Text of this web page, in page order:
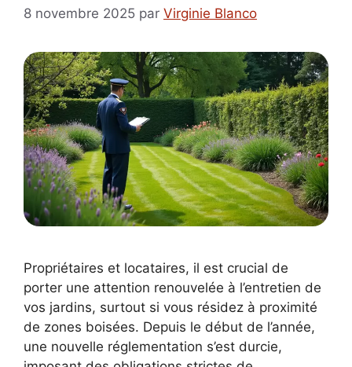
8 novembre 2025 par Virginie Blanco
Propriétaires et locataires, il est crucial de
porter une attention renouvelée à l’entretien de
vos jardins, surtout si vous résidez à proximité
de zones boisées. Depuis le début de l’année,
une nouvelle réglementation s’est durcie,